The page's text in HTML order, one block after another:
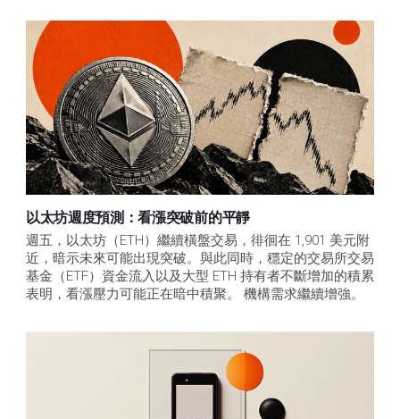
以太坊週度預測：看漲突破前的平靜
週五，以太坊（ETH）繼續橫盤交易，徘徊在 1,901 美元附
近，暗示未來可能出現突破。與此同時，穩定的交易所交易
基金（ETF）資金流入以及大型 ETH 持有者不斷增加的積累
表明，看漲壓力可能正在暗中積聚。 機構需求繼續增強。